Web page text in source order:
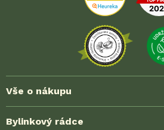
Vše o nákupu
Způsoby platby
Bylinkový rádce